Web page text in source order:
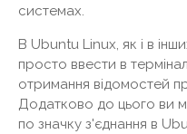
системах.
В Ubuntu Linux, як і в
просто ввести в
отримання відомостей
Додатково до цього ви
по значку з'єднання в